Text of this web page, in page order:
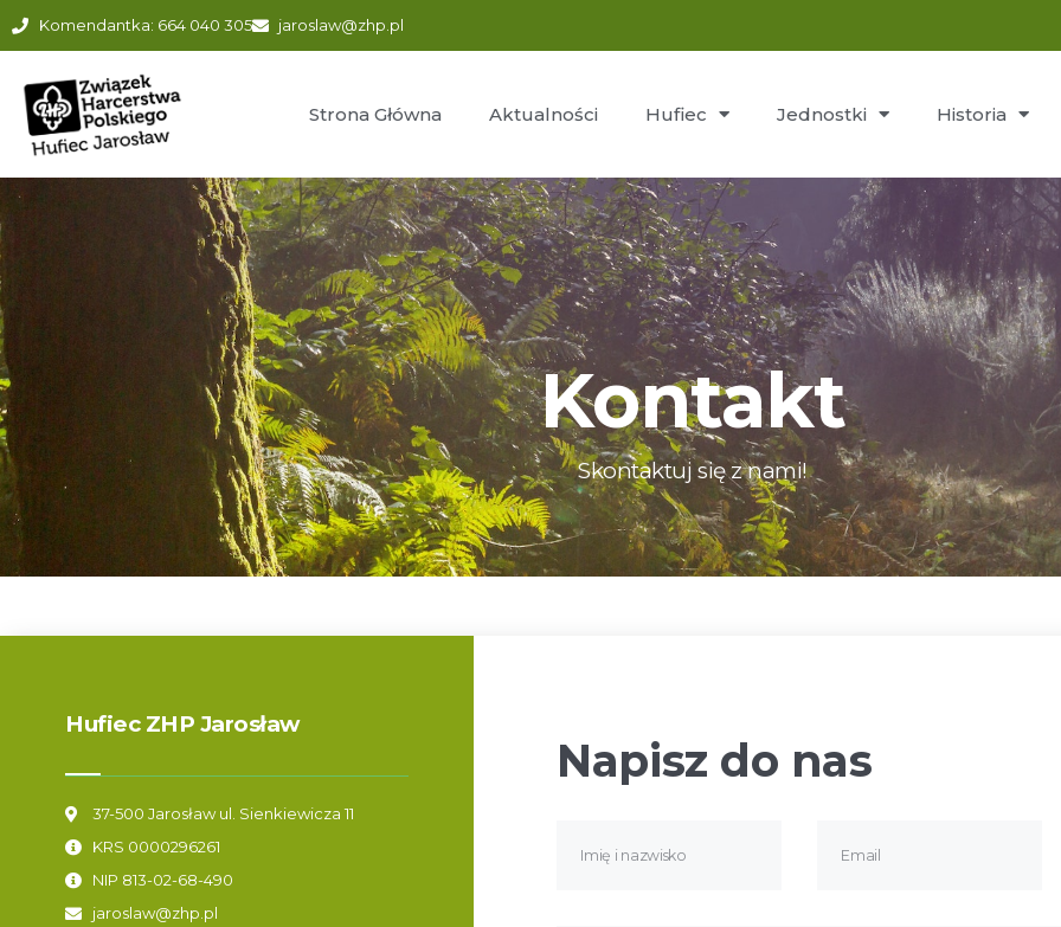
Komendantka: 664 040 305 jaroslaw@zhp.pl
Strona Główna Aktualności Hufiec Jednostki Historia
Kontakt
Skontaktuj się z nami!
Hufiec ZHP Jarosław
37-500 Jarosław ul. Sienkiewicza 11
KRS 0000296261
NIP 813-02-68-490
jaroslaw@zhp.pl
Napisz do nas